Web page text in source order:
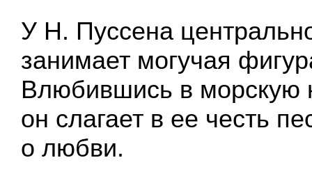
У Н. Пуссена
занимает могучая
Влюбившись в морскую
он слагает в ее честь
о любви.